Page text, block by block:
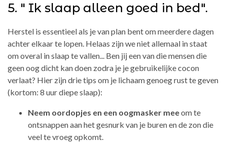
5. " Ik slaap alleen goed in bed".
Herstel is essentieel als je van plan bent om meerdere dagen
achter elkaar te lopen. Helaas zijn we niet allemaal in staat
om overal in slaap te vallen... Ben jij een van die mensen die
geen oog dicht kan doen zodra je je gebruikelijke cocon
verlaat? Hier zijn drie tips om je lichaam genoeg rust te geven
(kortom: 8 uur diepe slaap):
Neem oordopjes en een oogmasker meeom te
ontsnappen aan het gesnurk van je buren en de zon die
veel te vroeg opkomt.